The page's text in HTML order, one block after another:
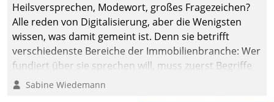
Heilsversprechen, Modewort, großes Fragezeichen?
Alle reden von Digitalisierung, aber die Wenigsten
wissen, was damit gemeint ist. Denn sie betrifft
verschiedenste Bereiche der Immobilienbranche: Wer
fundiert über sie sprechen will, muss zuerst Begriffe
klären. Ein Aspekt ist die betriebliche Optimierung:
Sabine Wiedemann